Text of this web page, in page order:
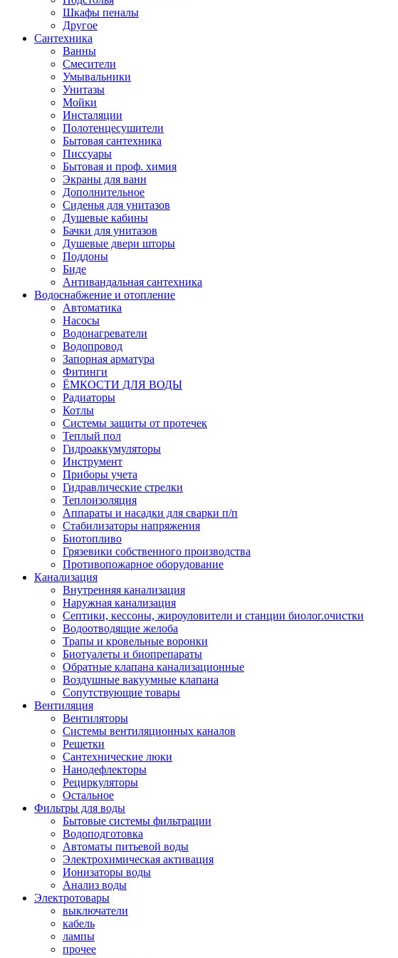
Шкафы пеналы
Другое
Сантехника
Ванны
Смесители
Умывальники
Унитазы
Мойки
Инсталяции
Полотенцесушители
Бытовая сантехника
Писсуары
Бытовая и проф. химия
Экраны для ванн
Дополнительное
Сиденья для унитазов
Душевые кабины
Бачки для унитазов
Душевые двери шторы
Поддоны
Биде
Антивандальная сантехника
Водоснабжение и отопление
Автоматика
Насосы
Водонагреватели
Водопровод
Запорная арматура
Фитинги
ЁМКОСТИ ДЛЯ ВОДЫ
Радиаторы
Котлы
Системы защиты от протечек
Теплый пол
Гидроаккумуляторы
Инструмент
Приборы учета
Гидравлические стрелки
Теплоизоляция
Аппараты и насадки для сварки п/п
Стабилизаторы напряжения
Биотопливо
Грязевики собственного производства
Противопожарное оборудование
Канализация
Внутренняя канализация
Наружная канализация
Септики, кессоны, жироуловители и станции биолог.очистки
Водоотводящие желоба
Трапы и кровельные воронки
Биотуалеты и биопрепараты
Обратные клапана канализационные
Воздушные вакуумные клапана
Сопутствующие товары
Вентиляция
Вентиляторы
Системы вентиляционных каналов
Решетки
Сантехнические люки
Нанодефлекторы
Рециркуляторы
Остальное
Фильтры для воды
Бытовые системы фильтрации
Водоподготовка
Автоматы питьевой воды
Электрохимическая активация
Ионизаторы воды
Анализ воды
Электротовары
выключатели
кабель
лампы
прочее